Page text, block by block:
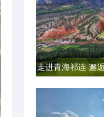
走进青海祁连 邂